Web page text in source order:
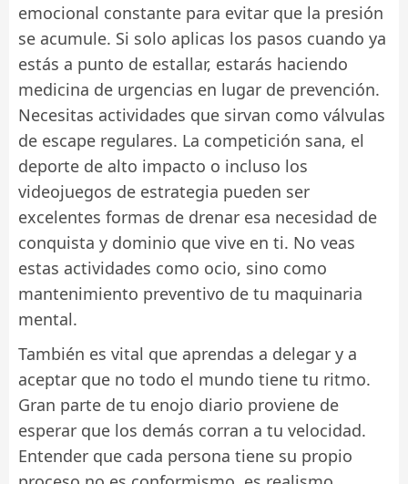
emocional constante para evitar que la presión
se acumule. Si solo aplicas los pasos cuando ya
estás a punto de estallar, estarás haciendo
medicina de urgencias en lugar de prevención.
Necesitas actividades que sirvan como válvulas
de escape regulares. La competición sana, el
deporte de alto impacto o incluso los
videojuegos de estrategia pueden ser
excelentes formas de drenar esa necesidad de
conquista y dominio que vive en ti. No veas
estas actividades como ocio, sino como
mantenimiento preventivo de tu maquinaria
mental.
También es vital que aprendas a delegar y a
aceptar que no todo el mundo tiene tu ritmo.
Gran parte de tu enojo diario proviene de
esperar que los demás corran a tu velocidad.
Entender que cada persona tiene su propio